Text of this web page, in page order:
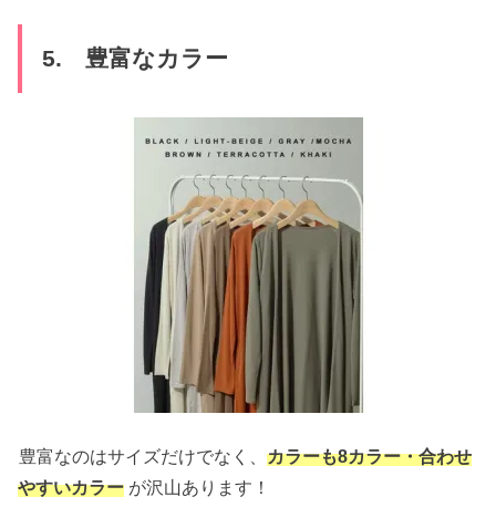
5. 豊富なカラー
豊富なのはサイズだけでなく、カラーも8カラー・合わせ
やすいカラー が沢山あります！